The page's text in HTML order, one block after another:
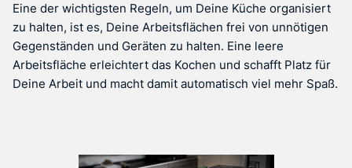
Eine der wichtigsten Regeln, um Deine Küche organisiert
zu halten, ist es, Deine Arbeitsflächen frei von unnötigen
Gegenständen und Geräten zu halten. Eine leere
Arbeitsfläche erleichtert das Kochen und schafft Platz für
Deine Arbeit und macht damit automatisch viel mehr Spaß.